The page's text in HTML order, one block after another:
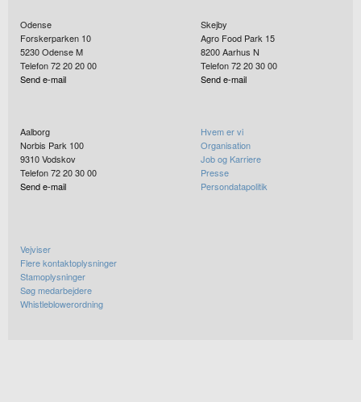
Odense
Forskerparken 10
5230Odense M
Telefon 72 20 20 00
Send e-mail
Skejby
Agro Food Park 15
8200Aarhus N
Telefon 72 20 30 00
Send e-mail
Aalborg
Norbis Park 100
9310Vodskov
Telefon 72 20 30 00
Send e-mail
Hvem er vi
Organisation
Job og Karriere
Presse
Persondatapolitik
Vejviser
Flere kontaktoplysninger
Stamoplysninger
Søg medarbejdere
Whistleblowerordning